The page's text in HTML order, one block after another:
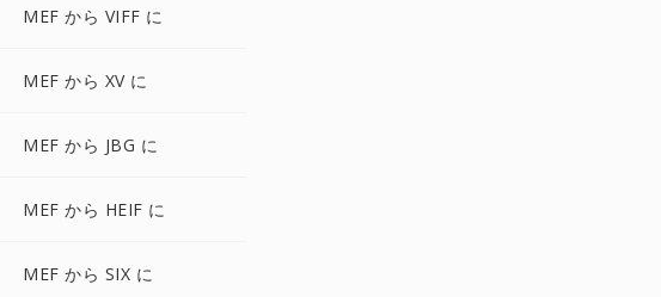
MEF から VIFF に
MEF から XV に
MEF から JBG に
MEF から HEIF に
MEF から SIX に